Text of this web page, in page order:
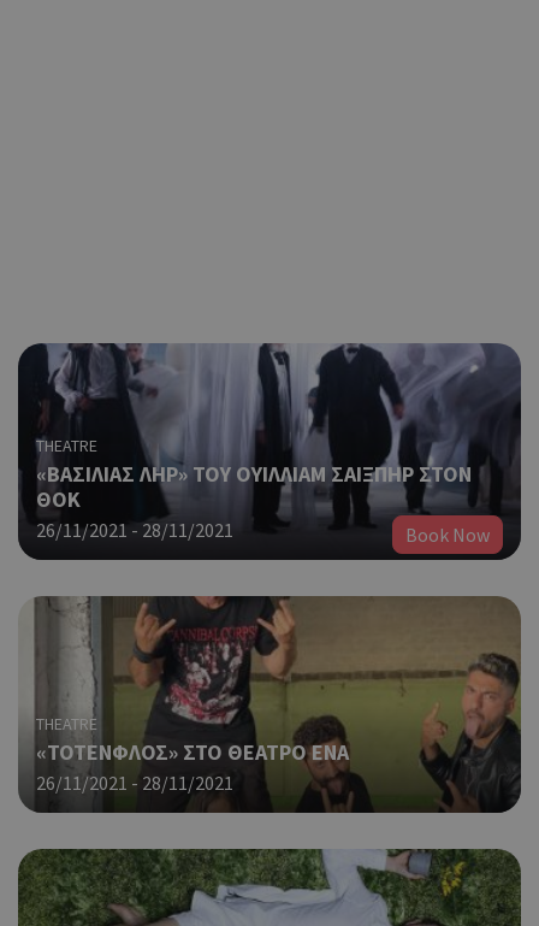
THEATRE
«ΒΑΣΙΛΙΑΣ ΛΗΡ» ΤΟΥ ΟΥΙΛΛΙΑΜ ΣΑΙΞΠΗΡ ΣΤΟΝ
ΘΟΚ
26/11/2021 - 28/11/2021 Book Now
THEATRE
«ΤΟΤΕΝΦΛΟΣ» ΣΤΟ ΘΕΑΤΡΟ ΕΝΑ
26/11/2021 - 28/11/2021